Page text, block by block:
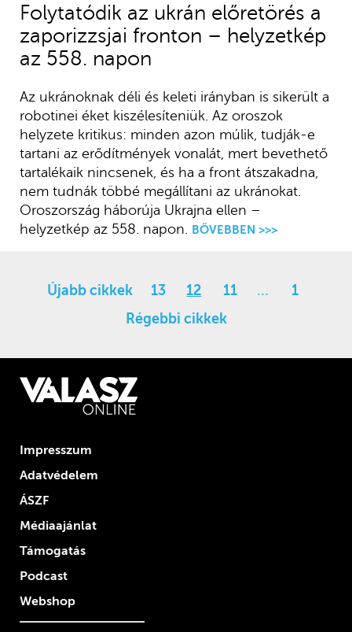
Folytatódik az ukrán előretörés a
zaporizzsjai fronton – helyzetkép
az 558. napon
Az ukránoknak déli és keleti irányban is sikerült a
robotinei éket kiszélesíteniük. Az oroszok
helyzete kritikus: minden azon múlik, tudják-e
tartani az erődítmények vonalát, mert bevethető
tartalékaik nincsenek, és ha a front átszakadna,
nem tudnák többé megállítani az ukránokat.
Oroszország háborúja Ukrajna ellen –
helyzetkép az 558. napon.
BŐVEBBEN >>>
Újabb cikkek 13 12 11 …
1
Régebbi cikkek
Impresszum
Adatvédelem
ÁSZF
Médiaajánlat
Támogatás
Podcast
Webshop